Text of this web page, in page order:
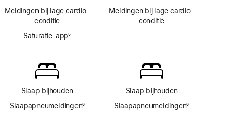
Meldingen bij lage cardio­
conditie
Saturatie-app5
Slaap bijhouden
Slaapapneumeldingen6
Meldingen bij lage cardio­
conditie
-
Slaap bijhouden
Slaapapneumeldingen6